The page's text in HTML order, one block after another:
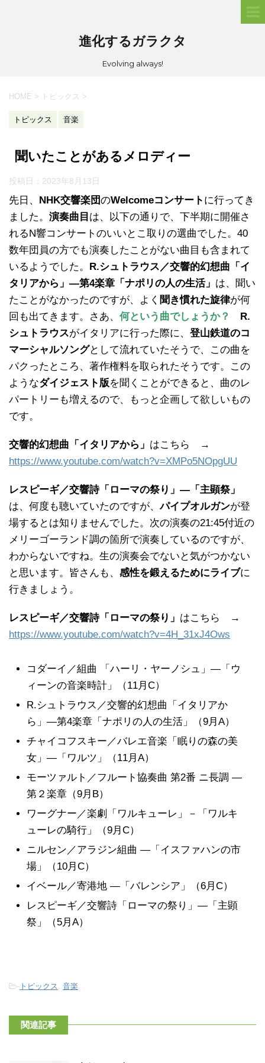
進化するガラクタ
Evolving always!
HOME > トピックス >
トピックス 音楽
聞いたことがあるメロディー
投稿日： 2023年8月13日
先日、 NHK交響楽団のWelcomeコンサート に行ってき
ました。 演奏曲目 は、以下の通りで、下半期に開催さ
れるN響コンサートのいいとこ取りの選曲でした。40
数年団員の方でも演奏したことがない曲目も含まれて
いるようでした。 R.シュトラウス／交響的幻想曲「イ
タリアから」―第4楽章「ナポリの人の生活」 は、聞い
たことがなかったのですが、よく 聞き慣れた旋律が何
回も出てきます。さあ、 何という曲でしょうか？ R.
シュトラウスがイタリアに行った際に、 登山鉄道のコ
マーシャルソングとして流れていたそうで、この曲を
パクったところ、著作権料を取られたそうです。この
ようなダイジェスト版を聞くことができると、曲のレ
パートリーも増えるので、もっと企画して欲しいもの
です。
交響的幻想曲「イタリアから」 はこちら →
https://www.youtube.com/watch?v=XMPo5NOpgUU
レスピーギ／交響詩「ローマの祭り」―「主顕祭」
は、何度も聴いていたのですが、パイプオルガンが登
場するとは知りませんでした。次の演奏の21:45付近の
メリーゴーランド調の箇所で演奏しているのですが、
わからないですね。生の演奏会でないと気がつかない
と思います。皆さんも、 感性を鍛えるためにライブに
行きましょう。
レスピーギ／交響詩「ローマの祭り」 はこちら
→
https://www.youtube.com/watch?v=4H_31xJ4Ows
コダーイ／組曲 「ハーリ・ヤーノシュ」―「ウ
ィーンの音楽時計」（11月C）
R.シュトラウス／交響的幻想曲「イタリアか
ら」―第4楽章「ナポリの人の生活」（9月A）
チャイコフスキー／バレエ音楽「眠りの森の美
女」―「ワルツ」（11月A）
モーツァルト／フルート協奏曲 第2番 ニ長調 ―
第２楽章（9月B）
ワーグナー／楽劇「ワルキューレ」－「ワルキ
ューレの騎行」（9月C）
ニルセン／アラジン組曲 ―「イスファハンの市
場」（10月C）
イベール／寄港地 ―「バレンシア」（6月C）
レスピーギ／交響詩「ローマの祭り」―「主顕
祭」（5月A）
- トピックス 音楽
関連記事